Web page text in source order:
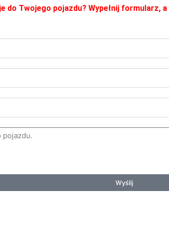
do Twojego pojazdu? Wypełnij formularz,
Wyślij